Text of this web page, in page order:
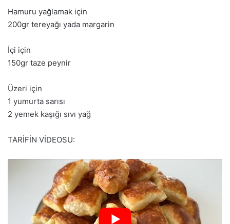
Hamuru yağlamak için
200gr tereyağı yada margarin
İçi için
150gr taze peynir
Üzeri için
1 yumurta sarısı
2 yemek kaşığı sıvı yağ
TARİFİN VİDEOSU: